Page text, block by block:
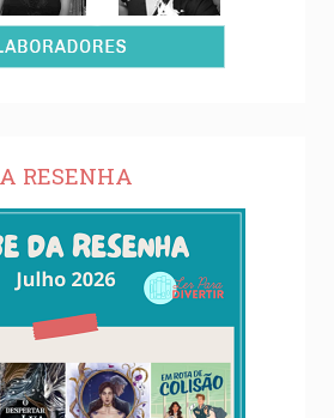
RESENHA